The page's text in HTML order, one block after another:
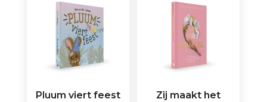
Pluum viert feest
Zij maakt het